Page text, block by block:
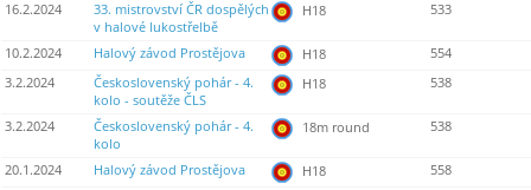
16.2.2024
33. mistrovství ČR dospělých
v halové lukostřelbě
H18 533
10.2.2024 Halový závod Prostějova H18
554
3.2.2024
Československý pohár - 4.
kolo - soutěže ČLS
H18 538
3.2.2024
Československý pohár - 4.
kolo
18m round 538
20.1.2024 Halový závod Prostějova H18
558